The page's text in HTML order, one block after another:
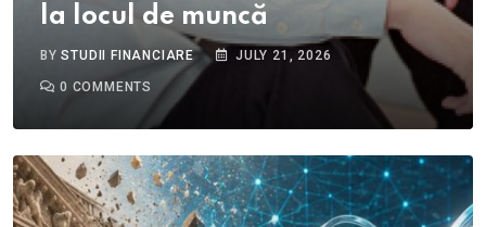
la locul de muncă
BYSTUDII FINANCIARE JULY 21, 2026
0 COMMENTS